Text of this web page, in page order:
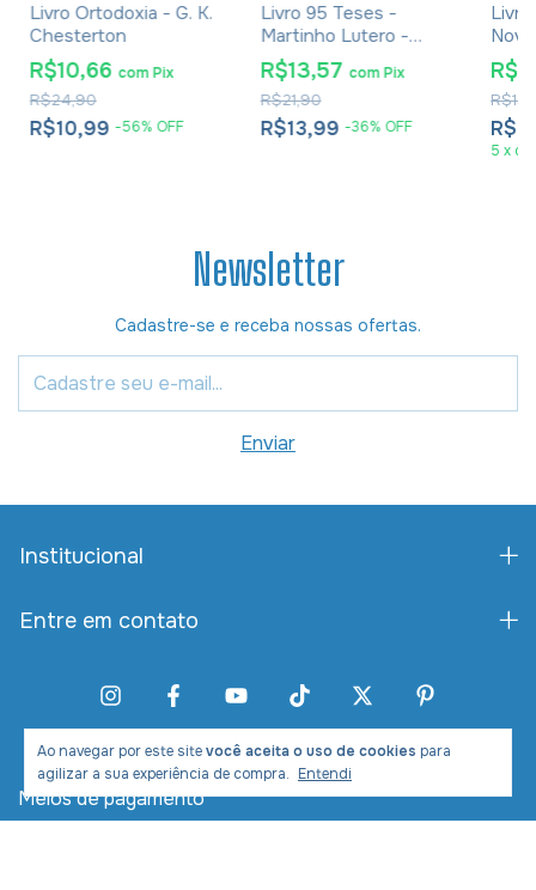
Ao navegar por este sitevocê aceita o uso de cookies para
agilizar a sua experiência de compra. Entendi
Livro Ortodoxia - G. K.
Chesterton
R$10,99 -56% OFF
R$24,90
R$10,66 com Pix
Livro 95 Teses -
Martinho Lutero -
Versão Trilíngue
Latim, Inglês e
Português
R$13,99 -36% OFF
R$21,90
R$13,57 com Pix
Livro
5 x de
Newsletter
Cadastre-se e receba nossas ofertas.
Institucional
Entre em contato
Meios de pagamento